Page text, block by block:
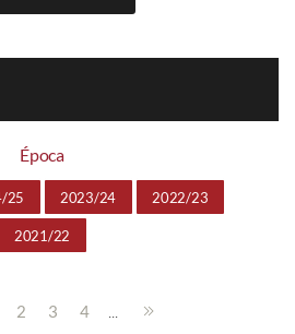
Época
25 2023/24 2022/23
2021/22
2 3 4 ...